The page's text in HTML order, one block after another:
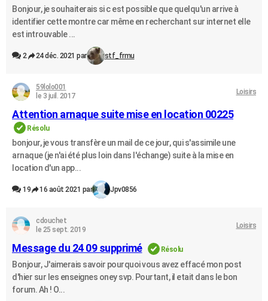
Bonjour, je souhaiterais si c est possible que quelqu'un arrive à
identifier cette montre car même en recherchant sur internet elle
est introuvable ...
2 24 déc. 2021 par stf_frmu
59lolo001
le 3 juil. 2017
Loisirs
Attention arnaque suite mise en location 00225
Résolu
bonjour, je vous transfère un mail de ce jour, qui s'assimile une
arnaque (je n'ai été plus loin dans l'échange) suite à la mise en
location d'un app...
19 16 août 2021 par Jpv0856
cdouchet
le 25 sept. 2019
Loisirs
Message du 24 09 supprimé Résolu
Bonjour, J'aimerais savoir pourquoi vous avez effacé mon post
d'hier sur les enseignes oney svp. Pourtant, il etait dans le bon
forum. Ah ! O...